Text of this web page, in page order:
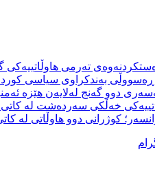
تەرمی هاوڵاتییەکی
ڕەسووڵی بەندکراوی سیاسی کورد
دوو گەنج لەلایەن هێزە
خەڵکی سەردەشت لە کاتی
کوژرانی دوو هاوڵاتی لە